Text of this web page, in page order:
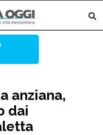
anziana,
dai